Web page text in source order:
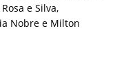
e Silva,
Nobre e Milton